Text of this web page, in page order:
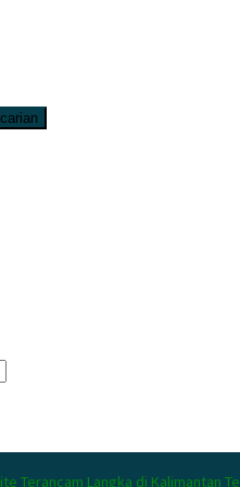
Terancam Langka di Kalimantan